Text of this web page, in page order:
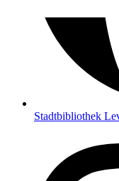
Stadtbibliothek